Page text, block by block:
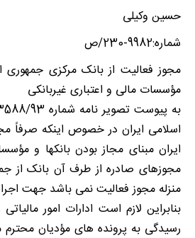
حسین وکیلی
شماره:9982-230/ص
مجوز فعالیت از بانک مرکزی جمهوری
مؤسسات مالی و اعتباری غیربانکی
اسلامی ایران در خصوص اینکه صرفاً
ایران مبنای مجاز بودن بانکها و
مجوزهای صادره از طرف آن بانک از
منزله مجوز فعالیت نمی باشد جهت
بنابراین لازم است ادارات امور